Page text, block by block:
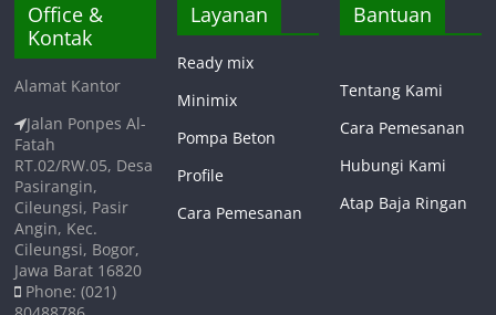
Office &
Kontak
Alamat Kantor
Jalan Ponpes Al-
Fatah
RT.02/RW.05, Desa
Pasirangin,
Cileungsi, Pasir
Angin, Kec.
Cileungsi, Bogor,
Jawa Barat 16820
Phone: (021)
Layanan
Ready mix
Minimix
Pompa Beton
Profile
Cara Pemesanan
Bantuan
Tentang Kami
Cara Pemesanan
Hubungi Kami
Atap Baja Ringan